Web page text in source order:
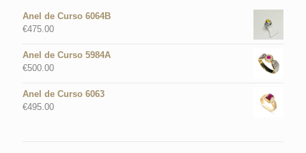
Anel de Curso 6064B
€475.00
Anel de Curso 5984A
€500.00
Anel de Curso 6063
€495.00